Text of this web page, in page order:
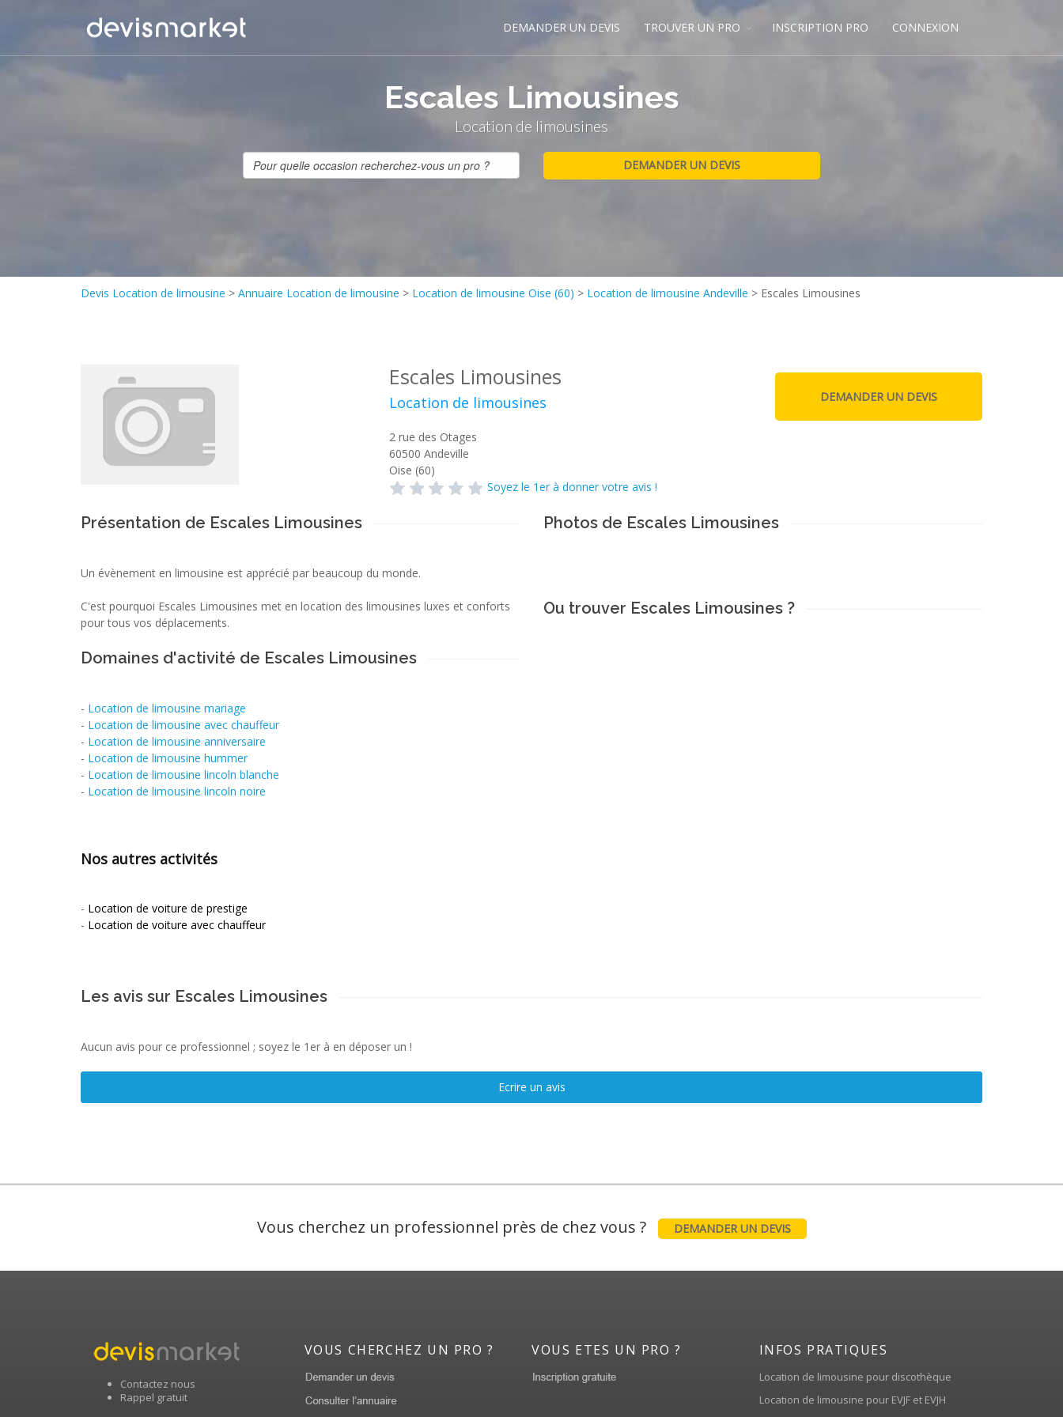
DEMANDER UN DEVIS TROUVER UN PRO INSCRIPTION PRO CONNEXION
Escales Limousines
Location de limousines
Devis Location de limousine > Annuaire Location de limousine > Location de limousine Oise (60) > Location de limousine Andeville > Escales Limousines
Escales Limousines
Location de limousines
2 rue des Otages
60500 Andeville
Oise (60)
Soyez le 1er à donner votre avis !
Présentation de Escales Limousines
Un évènement en limousine est apprécié par beaucoup du monde.
C'est pourquoi Escales Limousines met en location des limousines luxes et conforts
pour tous vos déplacements.
Domaines d'activité de Escales Limousines
- Location de limousine mariage
- Location de limousine avec chauffeur
- Location de limousine anniversaire
- Location de limousine hummer
- Location de limousine lincoln blanche
- Location de limousine lincoln noire
Nos autres activités
- Location de voiture de prestige
- Location de voiture avec chauffeur
Photos de Escales Limousines
Ou trouver Escales Limousines ?
Les avis sur Escales Limousines
Aucun avis pour ce professionnel ; soyez le 1er à en déposer un !
Ecrire un avis
Vous cherchez un professionnel près de chez vous ? DEMANDER UN DEVIS
Contactez nous
Rappel gratuit
VOUS CHERCHEZ UN PRO ? VOUS ETES UN PRO ? INFOS PRATIQUES
Location de limousine pour discothèque
Location de limousine pour EVJF et EVJH